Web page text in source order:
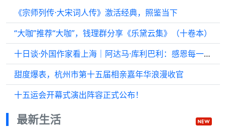
《宗师列传·大宋词人传》激活经典，照鉴当下
“大咖”推荐“大咖”，钱理群分享《乐黛云集》（十卷本）
十日谈·外国作家看上海｜阿达马·库利巴利：感恩每一份善意
甜度爆表，杭州市第十五届相亲嘉年华浪漫收官
十五运会开幕式演出阵容正式公布！
最新生活